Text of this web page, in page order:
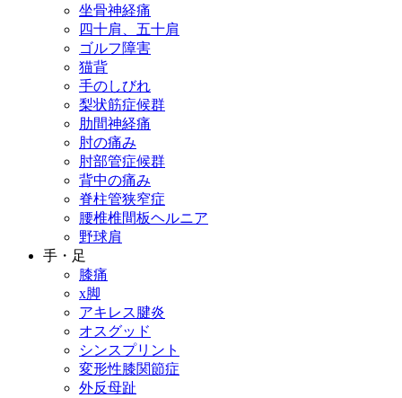
坐骨神経痛
四十肩、五十肩
ゴルフ障害
猫背
手のしびれ
梨状筋症候群
肋間神経痛
肘の痛み
肘部管症候群
背中の痛み
脊柱管狭窄症
腰椎椎間板ヘルニア
野球肩
手・足
膝痛
x脚
アキレス腱炎
オスグッド
シンスプリント
変形性膝関節症
外反母趾